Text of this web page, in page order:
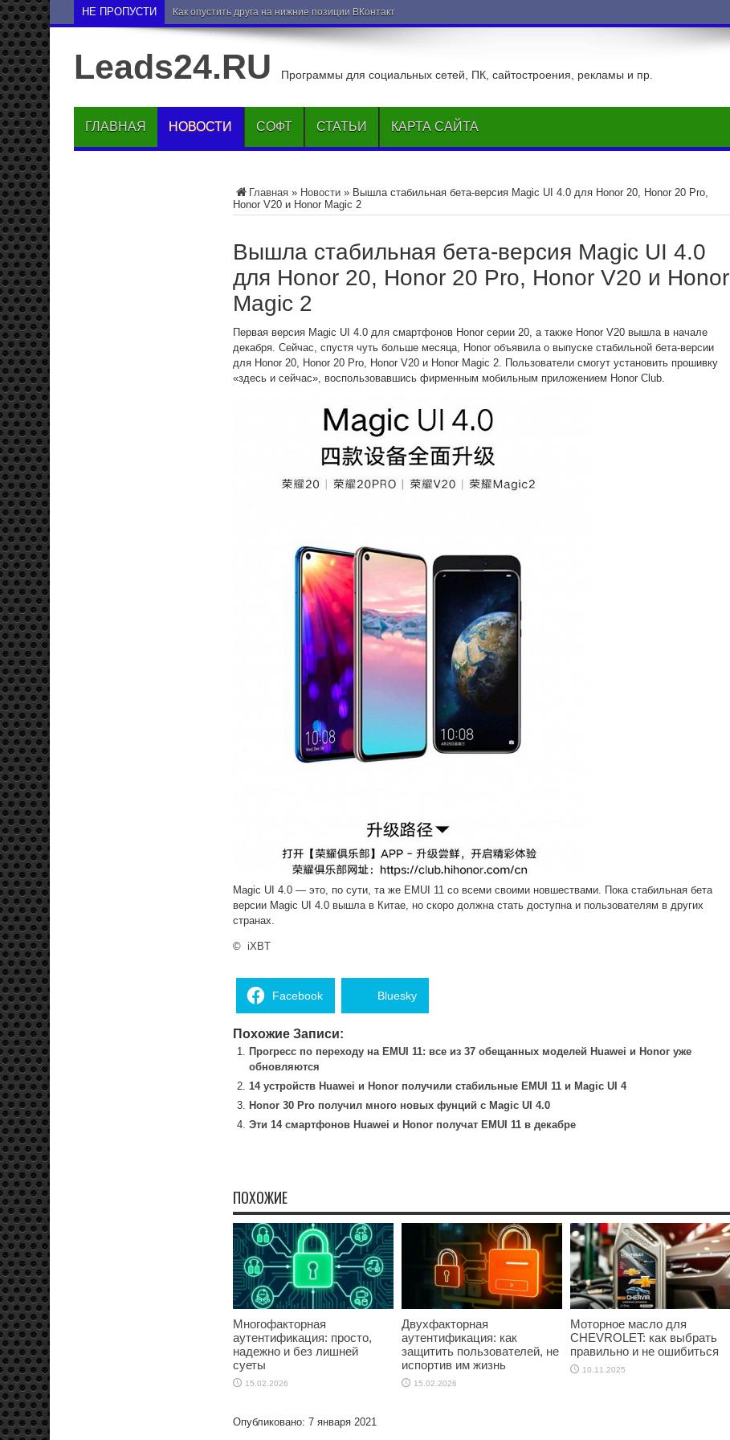
НЕ ПРОПУСТИ Как опустить друга на нижние позиции ВКонтакте
Leads24.RU Программы для социальных сетей, ПК, сайтостроения, рекламы и пр.
ГЛАВНАЯ НОВОСТИ СОФТ СТАТЬИ КАРТА САЙТА
Главная » Новости » Вышла стабильная бета-версия Magic UI 4.0 для Honor 20, Honor 20 Pro,
Honor V20 и Honor Magic 2
Вышла стабильная бета-версия Magic UI 4.0
для Honor 20, Honor 20 Pro, Honor V20 и Honor
Magic 2
Первая версия Magic UI 4.0 для смартфонов Honor серии 20, а также Honor V20 вышла в начале
декабря. Сейчас, спустя чуть больше месяца, Honor объявила о выпуске стабильной бета-версии
для Honor 20, Honor 20 Pro, Honor V20 и Honor Magic 2. Пользователи смогут установить прошивку
«здесь и сейчас», воспользовавшись фирменным мобильным приложением Honor Club.
Magic UI 4.0 — это, по сути, та же EMUI 11 со всеми своими новшествами. Пока стабильная бета
версии Magic UI 4.0 вышла в Китае, но скоро должна стать доступна и пользователям в других
странах.
© iXBT
Facebook Bluesky
Похожие Записи:
Прогресс по переходу на EMUI 11: все из 37 обещанных моделей Huawei и Honor уже
обновляются
14 устройств Huawei и Honor получили стабильные EMUI 11 и Magic UI 4
Honor 30 Pro получил много новых фунций с Magic UI 4.0
Эти 14 смартфонов Huawei и Honor получат EMUI 11 в декабре
ПОХОЖИЕ
Многофакторная
аутентификация: просто,
надежно и без лишней
суеты
15.02.2026
Двухфакторная
аутентификация: как
защитить пользователей, не
испортив им жизнь
15.02.2026
Моторное масло для
CHEVROLET: как выбрать
правильно и не ошибиться
10.11.2025
Опубликовано: 7 января 2021